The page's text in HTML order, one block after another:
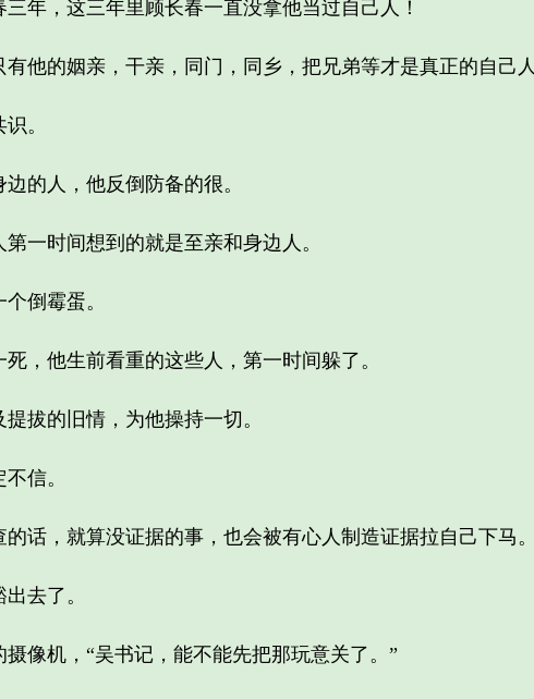
，这三年里顾长春一直没拿他当过自己人！
的姻亲，干亲，同门，同乡，把兄弟等才是真正的自己
。
人，他反倒防备的很。
时间想到的就是至亲和身边人。
倒霉蛋。
他生前看重的这些人，第一时间躲了。
的旧情，为他操持一切。
信。
，就算没证据的事，也会被有心人制造证据拉自己下马
去了。
机，“吴书记，能不能先把那玩意关了。”